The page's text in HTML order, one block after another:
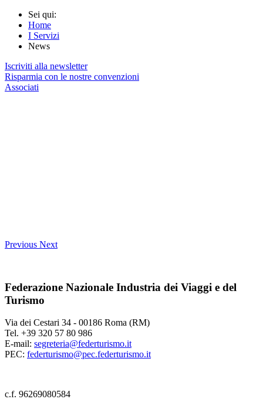
Sei qui:
Home
I Servizi
News
Iscriviti alla newsletter
Risparmia con le nostre convenzioni
Associati
Previous Next
Federazione Nazionale Industria dei Viaggi e del
Turismo
Via dei Cestari 34 - 00186 Roma (RM)
Tel. +39 320 57 80 986
E-mail: segreteria@federturismo.it
PEC: federturismo@pec.federturismo.it
c.f. 96269080584